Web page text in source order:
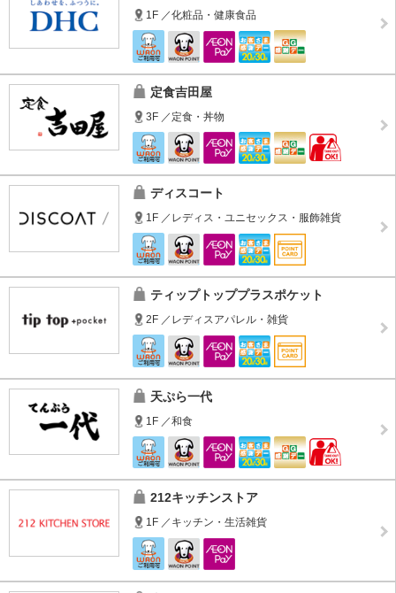
1F ／化粧品・健康食品
定食吉田屋
3F ／定食・丼物
ディスコート
1F ／レディス・ユニセックス・服飾雑貨
ティップトッププラスポケット
2F ／レディスアパレル・雑貨
天ぷら一代
1F ／和食
212キッチンストア
1F ／キッチン・生活雑貨